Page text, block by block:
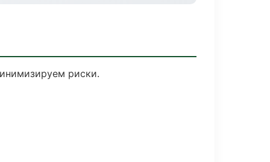
риски.